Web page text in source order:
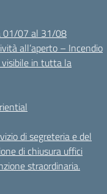
01/07 al 31/08
all’aperto – Incendio
in tutta la
di segreteria e del
di chiusura uffici
straordinaria.